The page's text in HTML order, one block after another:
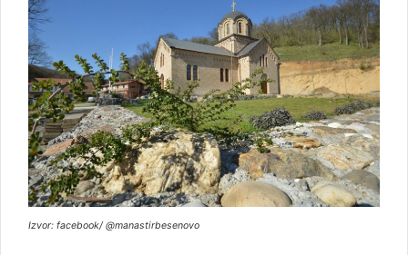
Izvor: facebook/ @manastirbesenovo